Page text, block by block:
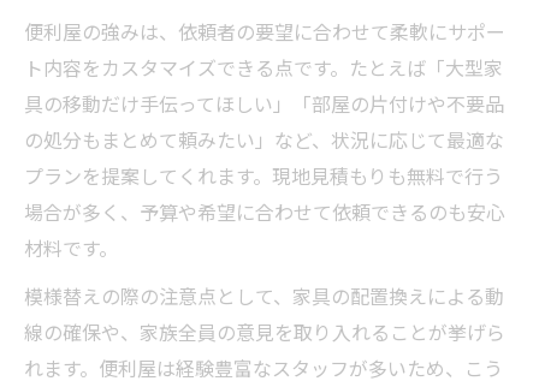
便利屋の強みは、依頼者の要望に合わせて柔軟にサポー
ト内容をカスタマイズできる点です。たとえば「大型家
具の移動だけ手伝ってほしい」「部屋の片付けや不要品
の処分もまとめて頼みたい」など、状況に応じて最適な
プランを提案してくれます。現地見積もりも無料で行う
場合が多く、予算や希望に合わせて依頼できるのも安心
材料です。
模様替えの際の注意点として、家具の配置換えによる動
線の確保や、家族全員の意見を取り入れることが挙げら
れます。便利屋は経験豊富なスタッフが多いため、こう